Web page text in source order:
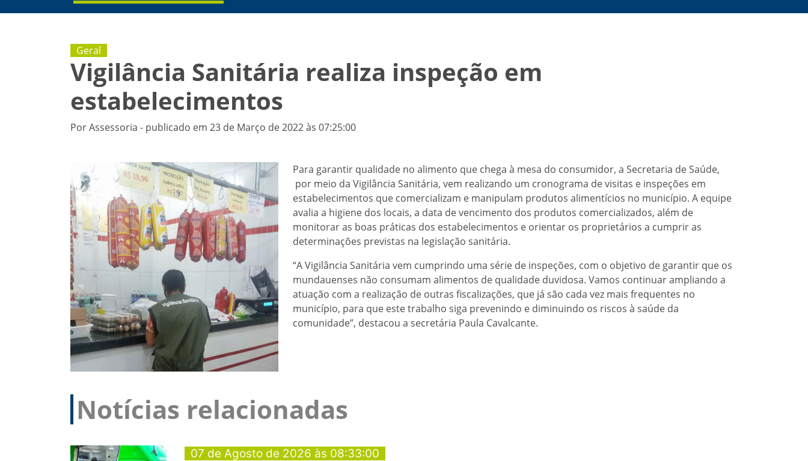
Geral
Vigilância Sanitária realiza inspeção em
estabelecimentos
Por Assessoria - publicado em 23 de Março de 2022 às 07:25:00
Para garantir qualidade no alimento que chega à mesa do consumidor, a Secretaria de Saúde,
por meio da Vigilância Sanitária, vem realizando um cronograma de visitas e inspeções em
estabelecimentos que comercializam e manipulam produtos alimentícios no município. A equipe
avalia a higiene dos locais, a data de vencimento dos produtos comercializados, além de
monitorar as boas práticas dos estabelecimentos e orientar os proprietários a cumprir as
determinações previstas na legislação sanitária.
“A Vigilância Sanitária vem cumprindo uma série de inspeções, com o objetivo de garantir que os
mundauenses não consumam alimentos de qualidade duvidosa. Vamos continuar ampliando a
atuação com a realização de outras fiscalizações, que já são cada vez mais frequentes no
município, para que este trabalho siga prevenindo e diminuindo os riscos à saúde da
comunidade”, destacou a secretária Paula Cavalcante.
Notícias relacionadas
07 de Agosto de 2026 às 08:33:00